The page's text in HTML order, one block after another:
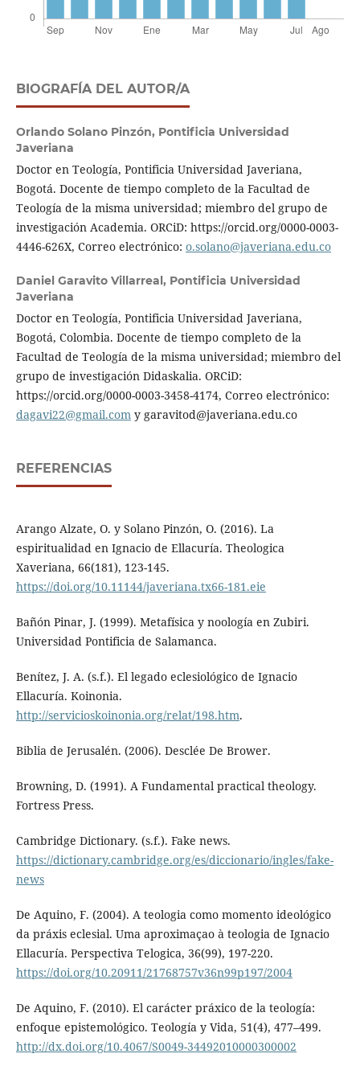
BIOGRAFÍA DEL AUTOR/A
Orlando Solano Pinzón, Pontificia Universidad
Javeriana
Doctor en Teología, Pontificia Universidad Javeriana,
Bogotá. Docente de tiempo completo de la Facultad de
Teología de la misma universidad; miembro del grupo de
investigación Academia. ORCiD: https://orcid.org/0000-0003-
4446-626X, Correo electrónico: o.solano@javeriana.edu.co
Daniel Garavito Villarreal, Pontificia Universidad
Javeriana
Doctor en Teología, Pontificia Universidad Javeriana,
Bogotá, Colombia. Docente de tiempo completo de la
Facultad de Teología de la misma universidad; miembro del
grupo de investigación Didaskalia. ORCiD:
https://orcid.org/0000-0003-3458-4174, Correo electrónico:
dagavi22@gmail.com y garavitod@javeriana.edu.co
REFERENCIAS
Arango Alzate, O. y Solano Pinzón, O. (2016). La
espiritualidad en Ignacio de Ellacuría. Theologica
Xaveriana, 66(181), 123-145.
https://doi.org/10.11144/javeriana.tx66-181.eie
Bañón Pinar, J. (1999). Metafísica y noología en Zubiri.
Universidad Pontificia de Salamanca.
Benítez, J. A. (s.f.). El legado eclesiológico de Ignacio
Ellacuría. Koinonia.
http://servicioskoinonia.org/relat/198.htm.
Biblia de Jerusalén. (2006). Desclée De Brower.
Browning, D. (1991). A Fundamental practical theology.
Fortress Press.
Cambridge Dictionary. (s.f.). Fake news.
https://dictionary.cambridge.org/es/diccionario/ingles/fake-
news
De Aquino, F. (2004). A teologia como momento ideológico
da práxis eclesial. Uma aproximaçao à teologia de Ignacio
Ellacuría. Perspectiva Telogica, 36(99), 197-220.
https://doi.org/10.20911/21768757v36n99p197/2004
De Aquino, F. (2010). El carácter práxico de la teología:
enfoque epistemológico. Teología y Vida, 51(4), 477–499.
http://dx.doi.org/10.4067/S0049-34492010000300002